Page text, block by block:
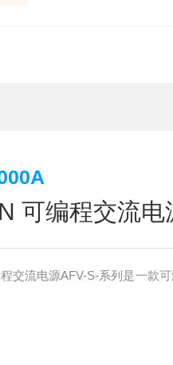
可编程交流电
交流电源AFV-S-系列是一款